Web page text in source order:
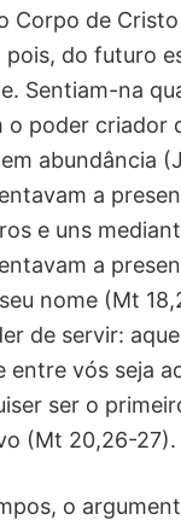
Corpo de
do futuro
Sentiam-na
o poder criador
abundância
a
e uns
a
nome (Mt
de servir:
vós seja
ser o
(Mt 20,26-27).
o